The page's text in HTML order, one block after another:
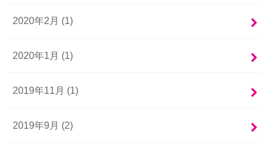
2020年2月 (1)
2020年1月 (1)
2019年11月 (1)
2019年9月 (2)